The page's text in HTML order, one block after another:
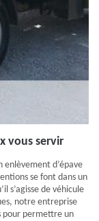
vous servir
enlèvement d’épave
se font dans un
s’agisse de véhicule
notre entreprise
pour permettre un